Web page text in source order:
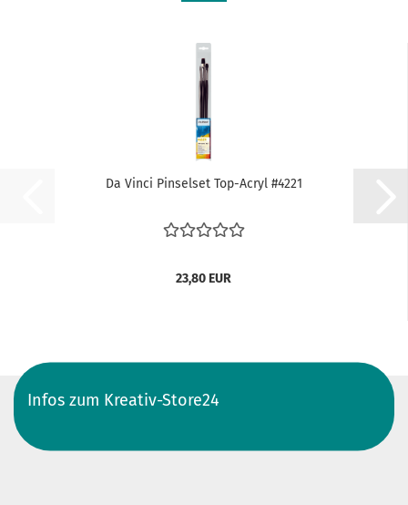
Da Vinci Pinselset Top-Acryl #4221
23,80 EUR
Infos zum Kreativ-Store24